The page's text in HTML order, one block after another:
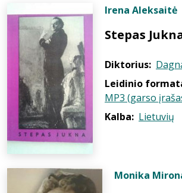
Irena Aleksaitė
Stepas
Diktorius:
Leidinio
MP3 (garso
Kalba: Lietuvių
Monika